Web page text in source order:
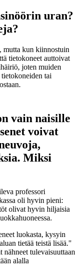
uran?
mutta kun kiinnostuin
tietokoneet auttoivat
joten muiden
tai
vain naisille
voivat
Miksi
professori
oli hyvin pieni:
olivat hyvin hiljaisia
luokasta, kysyin
tietää teistä lisää."
nähneet tulevaisuuttaan
alalla